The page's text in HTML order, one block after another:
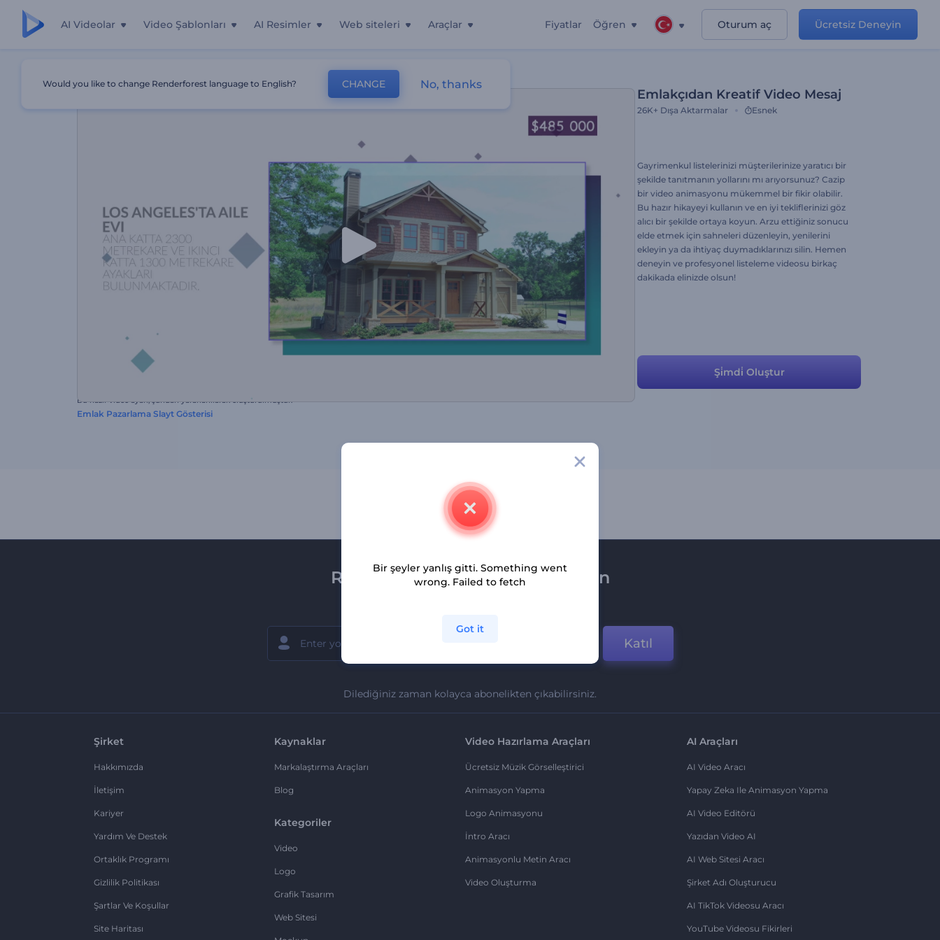
AI Videolar Video Şablonları AI Resimler Web siteleri Araçlar Fiyatlar Öğren Oturum aç Ücretsiz Deneyin
Emlakçıdan Kreatif Video Mesaj
26K+ Dışa Aktarmalar Esnek
Gayrimenkul listelerinizi müşterilerinize yaratıcı bir
şekilde tanıtmanın yollarını mı arıyorsunuz? Cazip
bir video animasyonu mükemmel bir fikir olabilir.
Bu hazır hikayeyi kullanın ve en iyi tekliflerinizi göz
alıcı bir şekilde ortaya koyun. Arzu ettiğiniz sonucu
elde etmek için sahneleri düzenleyin, yenilerini
ekleyin ya da ihtiyaç duymadıklarınızı silin. Hemen
deneyin ve profesyonel listeleme videosu birkaç
dakikada elinizde olsun!
Şi̇mdi̇ Oluştur
Bu hazır video ayarı, şundan yararlanılarak oluşturulmuştur:
Emlak Pazarlama Slayt Gösterisi
Renderforest bültenine üye olun
Katıl
Dilediğiniz zaman kolayca abonelikten çıkabilirsiniz.
Şirket
Hakkımızda
İletişim
Kariyer
Yardım Ve Destek
Ortaklık Programı
Gizlilik Politikası
Şartlar Ve Koşullar
Site Haritası
Kaynaklar
Markalaştırma Araçları
Blog
Kategoriler
Video
Logo
Grafik Tasarım
Web Sitesi
Video Hazırlama Araçları
Ücretsiz Müzik Görselleştirici
Animasyon Yapma
Logo Animasyonu
İntro Aracı
Animasyonlu Metin Aracı
Video Oluşturma
AI Araçları
AI Video Aracı
Yapay Zeka Ile Animasyon Yapma
AI Video Editörü
Yazıdan Video AI
AI Web Sitesi Aracı
Şirket Adı Oluşturucu
AI TikTok Videosu Aracı
YouTube Videosu Fikirleri
Would you like to change Renderforest language to English? CHANGE No, thanks
Bir şeyler yanlış gitti. Something went
wrong. Failed to fetch
Got it